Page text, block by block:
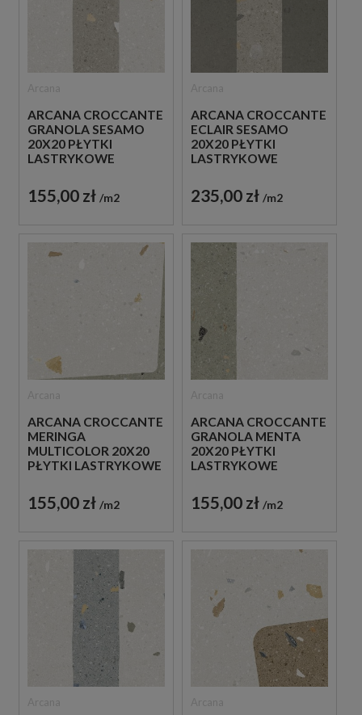
ARCANA CROCCANTE
GRANOLA SESAMO
20X20 PŁYTKI
LASTRYKOWE
155,00 zł m2
ARCANA CROCCANTE
ECLAIR SESAMO
20X20 PŁYTKI
LASTRYKOWE
235,00 zł m2
ARCANA CROCCANTE
MERINGA
MULTICOLOR 20X20
PŁYTKI LASTRYKOWE
155,00 zł m2
ARCANA CROCCANTE
GRANOLA MENTA
20X20 PŁYTKI
LASTRYKOWE
155,00 zł m2